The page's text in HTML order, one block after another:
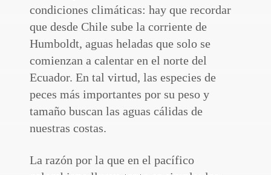
condiciones climáticas: hay que recordar
que desde Chile sube la corriente de
Humboldt, aguas heladas que solo se
comienzan a calentar en el norte del
Ecuador. En tal virtud, las especies de
peces más importantes por su peso y
tamaño buscan las aguas cálidas de
nuestras costas.
La razón por la que en el pacífico